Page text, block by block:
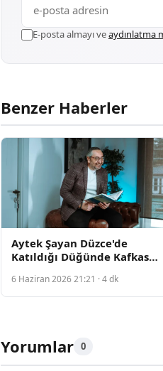
E-posta almayı veaydınlatma
Benzer Haberler
Aytek Şayan Düzce'de
Katıldığı Düğünde Kafkas
Karşılandı
6 Haziran 2026 21:21 · 4 dk
Yorumlar 0